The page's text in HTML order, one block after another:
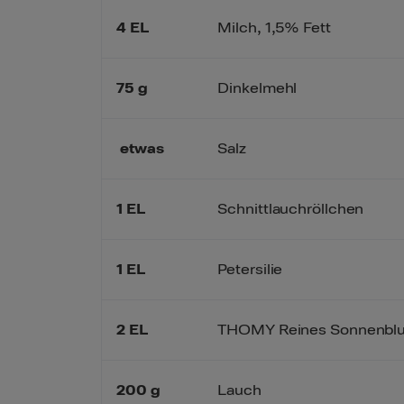
4 EL
75 g
etwas
1 EL
1 EL
2 EL
200 g
Milch, 1,5% Fett
Dinkelmehl
Salz
Schnittlauchröllchen
Petersilie
THOMY Reines
Lauch